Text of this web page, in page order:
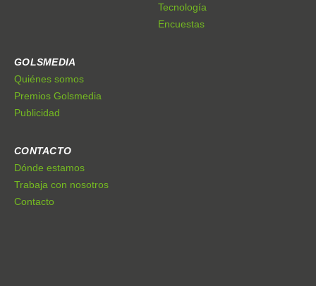
Tecnología
Encuestas
GOLSMEDIA
Quiénes somos
Premios Golsmedia
Publicidad
CONTACTO
Dónde estamos
Trabaja con nosotros
Contacto